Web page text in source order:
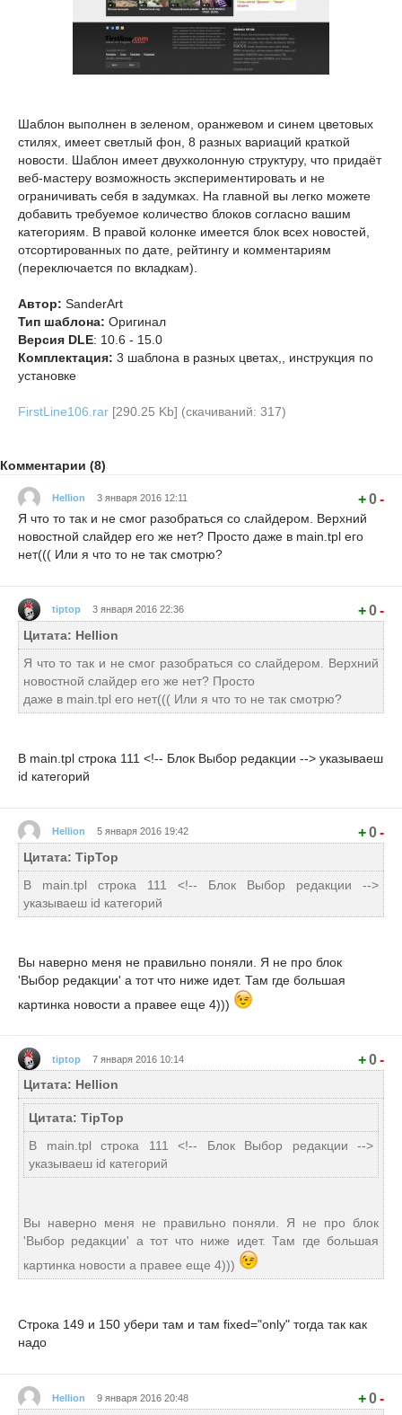
Шаблон выполнен в зеленом, оранжевом и синем цветовых
стилях, имеет светлый фон, 8 разных вариаций краткой
новости. Шаблон имеет двухколонную структуру, что придаёт
веб-мастеру возможность экспериментировать и не
ограничивать себя в задумках. На главной вы легко можете
добавить требуемое количество блоков согласно вашим
категориям. В правой колонке имеется блок всех новостей,
отсортированных по дате, рейтингу и комментариям
(переключается по вкладкам).
Автор: SanderArt
Тип шаблона: Оригинал
Версия DLE: 10.6 - 15.0
Комплектация: 3 шаблона в разных цветах,, инструкция по
установке
FirstLine106.rar [290.25 Kb] (cкачиваний: 317)
Комментарии (8)
Hellion 3 января 2016 12:11 +0-
Я что то так и не смог разобраться со слайдером. Верхний
новостной слайдер его же нет? Просто даже в main.tpl его
нет((( Или я что то не так смотрю?
tiptop 3 января 2016 22:36 +0-
Цитата: Hellion
Я что то так и не смог разобраться со слайдером. Верхний
новостной слайдер его же нет? Просто
даже в main.tpl его нет((( Или я что то не так смотрю?
В main.tpl строка 111 <!-- Блок Выбор редакции --> указываеш
id категорий
Hellion 5 января 2016 19:42 +0-
Цитата: TipTop
В main.tpl строка 111 <!-- Блок Выбор редакции -->
указываеш id категорий
Вы наверно меня не правильно поняли. Я не про блок
'Выбор редакции' а тот что ниже идет. Там где большая
картинка новости а правее еще 4)))
tiptop 7 января 2016 10:14 +0-
Цитата: Hellion
Цитата: TipTop
В main.tpl строка 111 <!-- Блок Выбор редакции -->
указываеш id категорий
Вы наверно меня не правильно поняли. Я не про блок
'Выбор редакции' а тот что ниже идет. Там где большая
картинка новости а правее еще 4)))
Строка 149 и 150 убери там и там fixed="only" тогда так как
надо
Hellion 9 января 2016 20:48 +0-